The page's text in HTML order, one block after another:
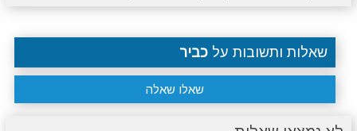
שאלות ותשובות על כביר
שאלו שאלה